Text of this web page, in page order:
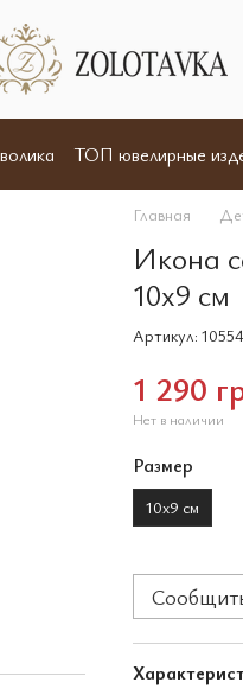
ТОП ювелирные
Главная
Икона
10x9 см
Артикул:
1 290
Нет в наличии
Размер
10х9 см